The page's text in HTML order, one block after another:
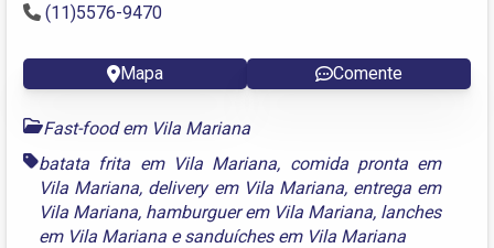
(11)5576-9470
Mapa Comente
Fast-food em Vila Mariana
batata frita em Vila Mariana, comida pronta em
Vila Mariana, delivery em Vila Mariana, entrega em
Vila Mariana, hamburguer em Vila Mariana, lanches
em Vila Mariana esanduíches em Vila Mariana